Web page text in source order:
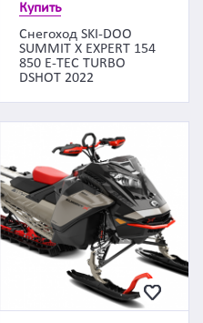
Купить
Снегоход SKI-DOO
SUMMIT X EXPERT 154
850 E-TEC TURBO
DSHOT 2022